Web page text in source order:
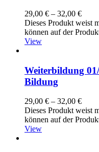
29,00 € – 32,00 €
Dieses Produkt weist
können auf der
View
Weiterbildung
Bildung
29,00 € – 32,00 €
Dieses Produkt weist
können auf der
View